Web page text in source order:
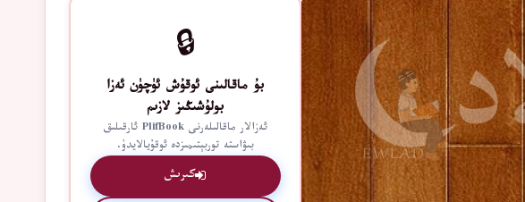
🔒
بۇ ماقالىنى ئوقۇش ئۈچۈن ئەزا
بولۇشىڭىز لازىم
ئەزالار ماقالىلەرنى PlifBook ئارقىلىق
بىۋاستە توربېتىمىزدە ئوقۇيالايدۇ.
كىرىش